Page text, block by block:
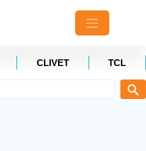
CLIVET TCL